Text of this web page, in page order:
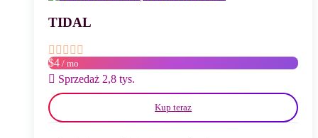
TIDAL
$4 / mo
Sprzedaż 2,8 tys.
Kup teraz